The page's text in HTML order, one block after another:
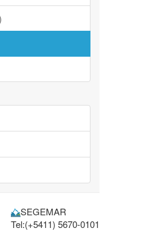
SEGEMAR
Tel:(+5411) 5670-0101